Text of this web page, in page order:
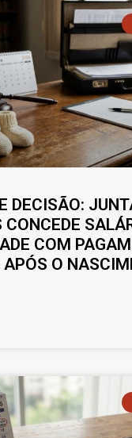
DECISÃO:
CONCEDE
COM
APÓS O